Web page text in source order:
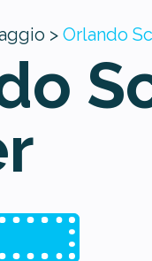
> Orlando